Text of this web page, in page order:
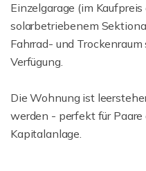
Einzelgarage (im
solarbetriebenem
Fahrrad- und
Verfügung.
Die Wohnung ist
werden - perfekt für
Kapitalanlage.